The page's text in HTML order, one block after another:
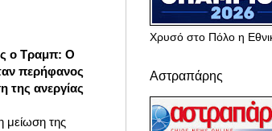
ο Τραμπ: Ο
περήφανος
της ανεργίας
μείωση της
Χρυσό στο Πόλο η
Αστραπάρης